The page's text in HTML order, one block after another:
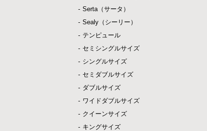
Serta（サータ）
Sealy（シーリー）
テンピュール
セミシングルサイズ
シングルサイズ
セミダブルサイズ
ダブルサイズ
ワイドダブルサイズ
クイーンサイズ
キングサイズ